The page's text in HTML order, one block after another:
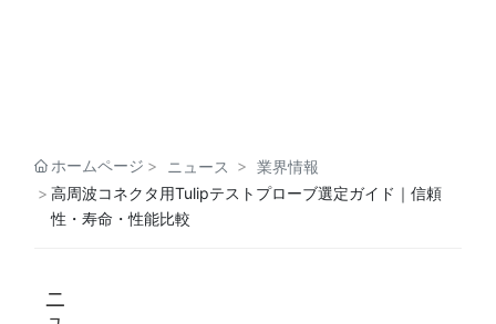
ホームページ ニュース
業界情報
高周波コネクタ用Tulipテストプローブ選定ガイド｜信頼
性・寿命・性能比較
ニ